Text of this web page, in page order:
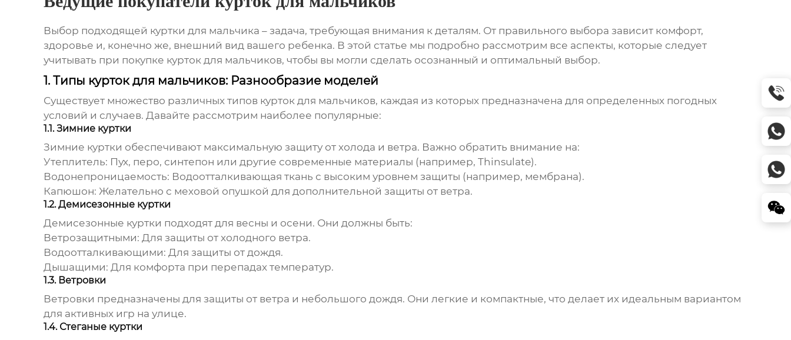
Выбор подходящей куртки для мальчика – задача, требующая внимания к деталям. От правильного выбора зависит комфорт,
здоровье и, конечно же, внешний вид вашего ребенка. В этой статье мы подробно рассмотрим все аспекты, которые следует
учитывать при покупке курток для мальчиков, чтобы вы могли сделать осознанный и оптимальный выбор.
1. Типы курток для мальчиков: Разнообразие моделей
Существует множество различных типов курток для мальчиков, каждая из которых предназначена для определенных погодных
условий и случаев. Давайте рассмотрим наиболее популярные:
1.1. Зимние куртки
Зимние куртки обеспечивают максимальную защиту от холода и ветра. Важно обратить внимание на:
Утеплитель: Пух, перо, синтепон или другие современные материалы (например, Thinsulate).
Водонепроницаемость: Водоотталкивающая ткань с высоким уровнем защиты (например, мембрана).
Капюшон: Желательно с меховой опушкой для дополнительной защиты от ветра.
1.2. Демисезонные куртки
Демисезонные куртки подходят для весны и осени. Они должны быть:
Ветрозащитными: Для защиты от холодного ветра.
Водоотталкивающими: Для защиты от дождя.
Дышащими: Для комфорта при перепадах температур.
1.3. Ветровки
Ветровки предназначены для защиты от ветра и небольшого дождя. Они легкие и компактные, что делает их идеальным вариантом
для активных игр на улице.
1.4. Стеганые куртки